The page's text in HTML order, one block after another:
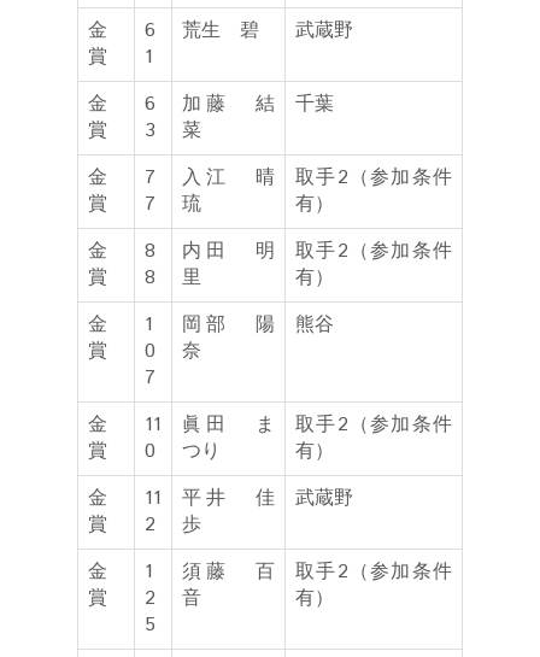
金
賞
6
1
荒生 碧 武蔵野
金
賞
6
3
加藤 結
菜
千葉
金
賞
7
7
入江 晴
琉
取手2（参加条件
有）
金
賞
8
8
内田 明
里
取手2（参加条件
有）
金
賞
1
0
7
岡部 陽
奈
熊谷
金
賞
11
0
眞田 ま
つり
取手2（参加条件
有）
金
賞
11
2
平井 佳
歩
武蔵野
金
賞
1
2
5
須藤 百
音
取手2（参加条件
有）